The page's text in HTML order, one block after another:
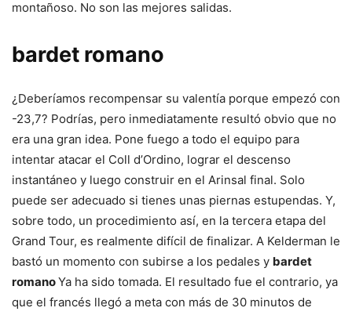
montañoso. No son las mejores salidas.
bardet romano
¿Deberíamos recompensar su valentía porque empezó con
-23,7? Podrías, pero inmediatamente resultó obvio que no
era una gran idea. Pone fuego a todo el equipo para
intentar atacar el Coll d’Ordino, lograr el descenso
instantáneo y luego construir en el Arinsal final. Solo
puede ser adecuado si tienes unas piernas estupendas. Y,
sobre todo, un procedimiento así, en la tercera etapa del
Grand Tour, es realmente difícil de finalizar. A Kelderman le
bastó un momento con subirse a los pedales y bardet
romanoYa ha sido tomada. El resultado fue el contrario, ya
que el francés llegó a meta con más de 30 minutos de